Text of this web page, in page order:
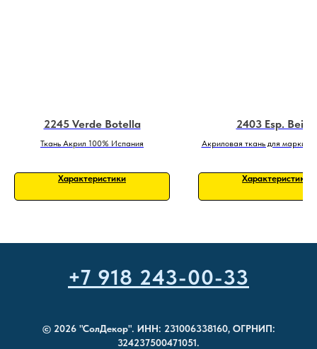
2245 Verde Botella
Ткань Акрил 100% Испания
Характеристики
2403 Esp. Beige
Акриловая ткань для маркиз:
Характеристики
+7 918 243-00-33
© 2026 "СолДекор". ИНН: 231006338160, ОГРНИП:
324237500471051.